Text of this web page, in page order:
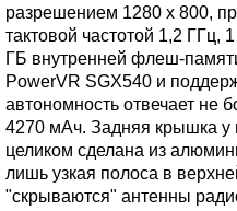
разрешением 1280 x 800,
тактовой частотой 1,2 ГГц,
ГБ внутренней флеш-
PowerVR SGX540 и
автономность отвечает не
4270 мАч. Задняя крышка у
целиком сделана из
лишь узкая полоса в
"скрываются" антенны